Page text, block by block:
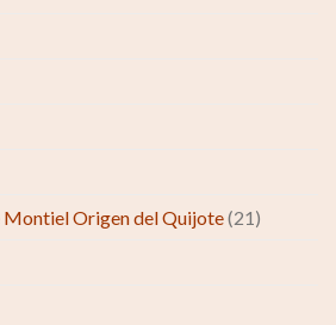
Montiel Origen del Quijote(21)